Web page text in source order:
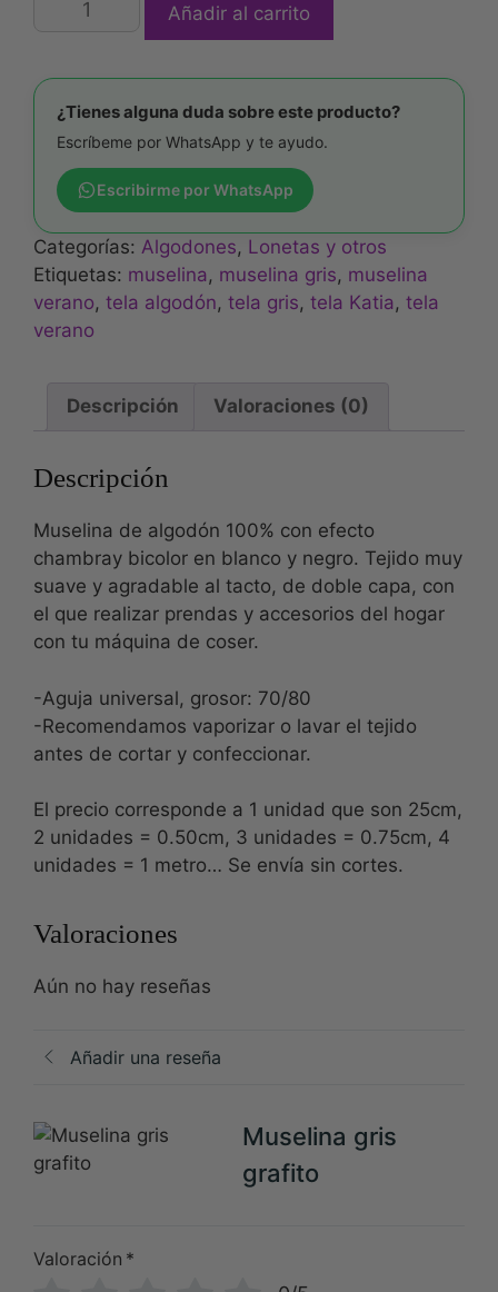
Añadir al carrito
¿Tienes alguna duda sobre este producto?
Escríbeme por WhatsApp y te ayudo.
Escribirme por WhatsApp
Categorías: Algodones, Lonetas y otros
Etiquetas: muselina, muselina gris, muselina
verano, tela algodón, tela gris, tela Katia, tela
verano
Descripción Valoraciones (0)
Descripción
Muselina de algodón 100% con efecto
chambray bicolor en blanco y negro. Tejido muy
suave y agradable al tacto, de doble capa, con
el que realizar prendas y accesorios del hogar
con tu máquina de coser.
-Aguja universal, grosor: 70/80
-Recomendamos vaporizar o lavar el tejido
antes de cortar y confeccionar.
El precio corresponde a 1 unidad que son 25cm,
2 unidades = 0.50cm, 3 unidades = 0.75cm, 4
unidades = 1 metro… Se envía sin cortes.
Valoraciones
Aún no hay reseñas
Añadir una reseña
Muselina gris
grafito
Valoración *